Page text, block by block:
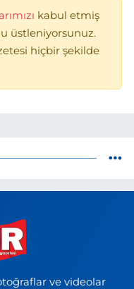
kabul etmiş
üstleniyorsunuz.
hiçbir şekilde
ve videolar